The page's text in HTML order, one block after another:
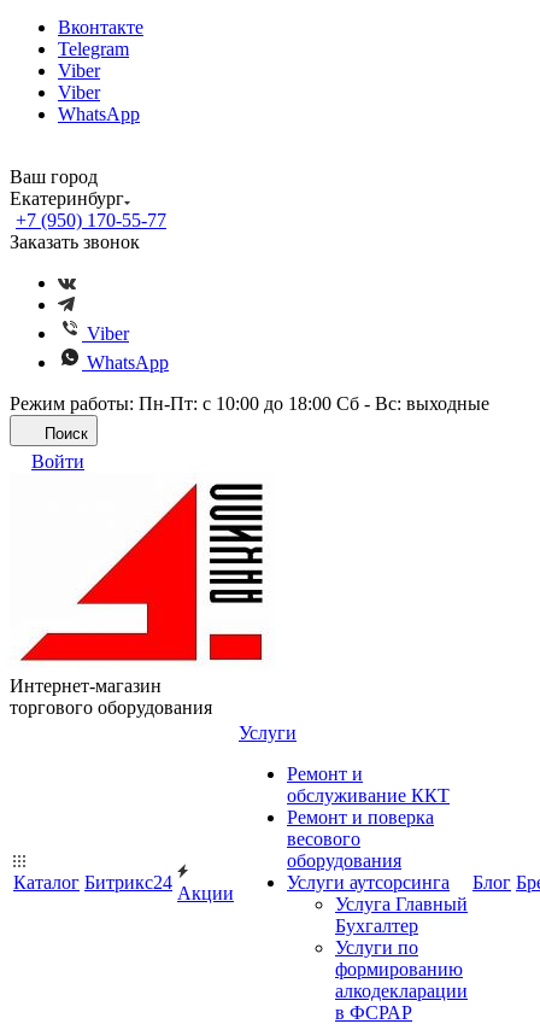
Вконтакте
Telegram
Viber
Viber
WhatsApp
Ваш город
Екатеринбург
+7 (950) 170-55-77
Заказать звонок
Viber
WhatsApp
Режим работы: Пн-Пт: с 10:00 до 18:00 Сб - Вс: выходные
Поиск
Войти
Интернет-магазин
торгового оборудования
Каталог Битрикс24
Акции
Услуги
Ремонт и
обслуживание ККТ
Ремонт и поверка
весового
оборудования
Услуги аутсорсинга
Услуга Главный
Бухгалтер
Услуги по
формированию
алкодекларации
в ФСРАР
Блог